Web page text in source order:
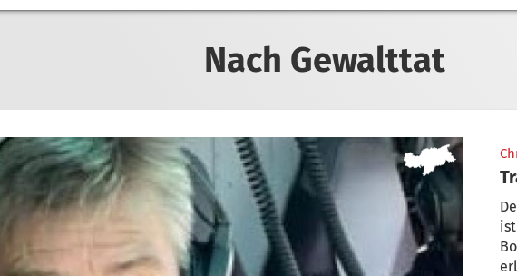
Nach Gewalttat